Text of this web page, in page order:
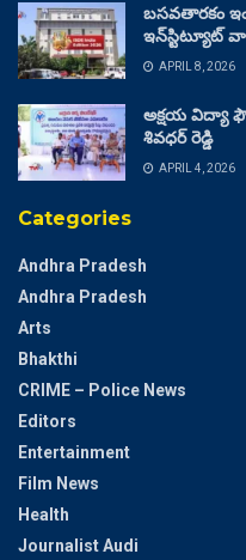
బసవతారకం
ఇన్‌స్టిట్యూట్
APRIL 8, 2026
అక్షయ విద్యా
శివధర్ రెడ్డి
APRIL 4, 2026
Categories
Andhra Pradesh
Andhra Pradesh
Arts
Bhakthi
CRIME – Police News
Editors
Entertainment
Film News
Health
Journalist Audi